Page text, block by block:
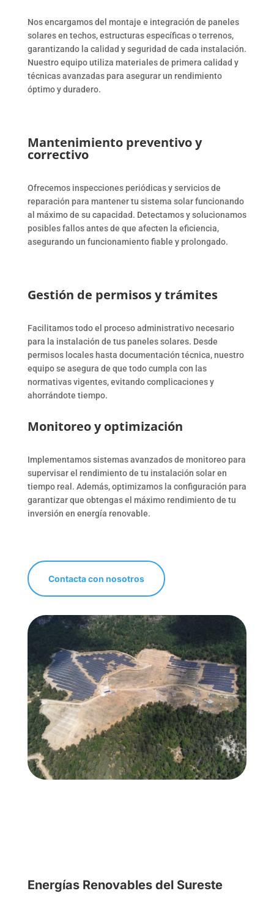
Nos encargamos del montaje e integración de paneles
solares en techos, estructuras específicas o terrenos,
garantizando la calidad y seguridad de cada instalación.
Nuestro equipo utiliza materiales de primera calidad y
técnicas avanzadas para asegurar un rendimiento
óptimo y duradero.
Mantenimiento preventivo y
correctivo
Ofrecemos inspecciones periódicas y servicios de
reparación para mantener tu sistema solar funcionando
al máximo de su capacidad. Detectamos y solucionamos
posibles fallos antes de que afecten la eficiencia,
asegurando un funcionamiento fiable y prolongado.
Gestión de permisos y trámites
Facilitamos todo el proceso administrativo necesario
para la instalación de tus paneles solares. Desde
permisos locales hasta documentación técnica, nuestro
equipo se asegura de que todo cumpla con las
normativas vigentes, evitando complicaciones y
ahorrándote tiempo.
Monitoreo y optimización
Implementamos sistemas avanzados de monitoreo para
supervisar el rendimiento de tu instalación solar en
tiempo real. Además, optimizamos la configuración para
garantizar que obtengas el máximo rendimiento de tu
inversión en energía renovable.
Contacta con nosotros
Energías Renovables del Sureste